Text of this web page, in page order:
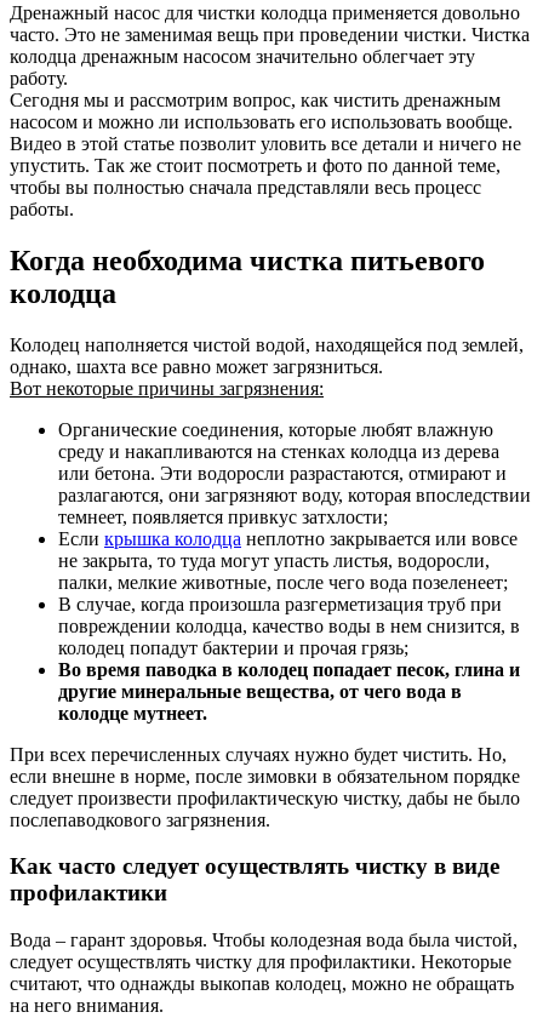
Дренажный насос для чистки колодца применяется довольно
часто. Это не заменимая вещь при проведении чистки. Чистка
колодца дренажным насосом значительно облегчает эту
работу.
Сегодня мы и рассмотрим вопрос, как чистить дренажным
насосом и можно ли использовать его использовать вообще.
Видео в этой статье позволит уловить все детали и ничего не
упустить. Так же стоит посмотреть и фото по данной теме,
чтобы вы полностью сначала представляли весь процесс
работы.
Когда необходима чистка питьевого
колодца
Колодец наполняется чистой водой, находящейся под землей,
однако, шахта все равно может загрязниться.
Вот некоторые причины загрязнения:
Органические соединения, которые любят влажную
среду и накапливаются на стенках колодца из дерева
или бетона. Эти водоросли разрастаются, отмирают и
разлагаются, они загрязняют воду, которая впоследствии
темнеет, появляется привкус затхлости;
Если крышка колодца неплотно закрывается или вовсе
не закрыта, то туда могут упасть листья, водоросли,
палки, мелкие животные, после чего вода позеленеет;
В случае, когда произошла разгерметизация труб при
повреждении колодца, качество воды в нем снизится, в
колодец попадут бактерии и прочая грязь;
Во время паводка в колодец попадает песок, глина и
другие минеральные вещества, от чего вода в
колодце мутнеет.
При всех перечисленных случаях нужно будет чистить. Но,
если внешне в норме, после зимовки в обязательном порядке
следует произвести профилактическую чистку, дабы не было
послепаводкового загрязнения.
Как часто следует осуществлять чистку в виде
профилактики
Вода – гарант здоровья. Чтобы колодезная вода была чистой,
следует осуществлять чистку для профилактики. Некоторые
считают, что однажды выкопав колодец, можно не обращать
на него внимания.